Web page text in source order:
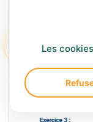
Les